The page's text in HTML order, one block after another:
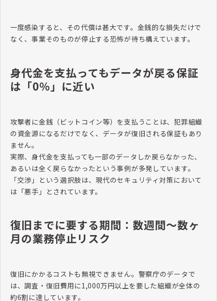
一度感染すると、その代償は甚大です。金銭的な損失だけで
なく、事業そのものが停止する恐怖が待ち構えています。
身代金を支払ってもデータが戻る保証
は「0％」に近い
攻撃者に金銭（ビットコイン等）を支払うことは、犯罪組織
の資金源になるだけでなく、データが復旧される保証もあり
ません。
実際、身代金を支払っても一部のデータしか戻らなかった、
あるいは全く戻らなかったという事例が多発しています。
「交渉」という選択肢は、現代のセキュリティ対策において
は「悪手」とされています。
復旧までに要する期間：数週間〜数ヶ
月の業務停止リスク
復旧にかかるコストも無視できません。警察庁のデータで
は、調査・復旧費用に1,000万円以上を要した組織が全体の
約6割に達しています。